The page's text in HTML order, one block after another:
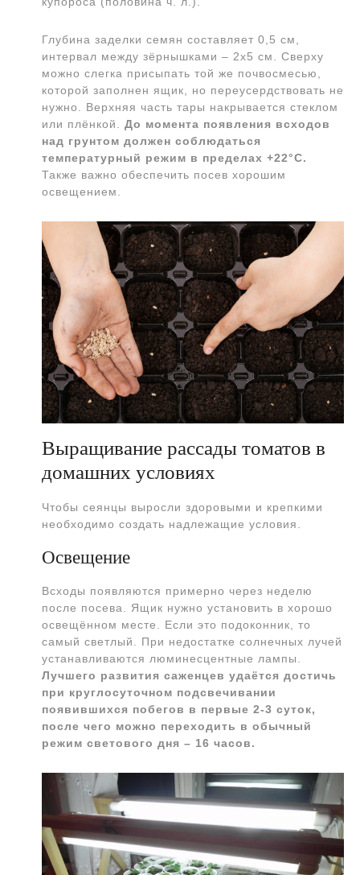
Глубина заделки семян составляет 0,5 см,
интервал между зёрнышками – 2х5 см. Сверху
можно слегка присыпать той же почвосмесью,
которой заполнен ящик, но переусердствовать не
нужно. Верхняя часть тары накрывается стеклом
или плёнкой. До момента появления всходов
над грунтом должен соблюдаться
температурный режим в пределах +22°С.
Также важно обеспечить посев хорошим
освещением.
Выращивание рассады томатов в
домашних условиях
Чтобы сеянцы выросли здоровыми и крепкими
необходимо создать надлежащие условия.
Освещение
Всходы появляются примерно через неделю
после посева. Ящик нужно установить в хорошо
освещённом месте. Если это подоконник, то
самый светлый. При недостатке солнечных лучей
устанавливаются люминесцентные лампы.
Лучшего развития саженцев удаётся достичь
при круглосуточном подсвечивании
появившихся побегов в первые 2-3 суток,
после чего можно переходить в обычный
режим светового дня – 16 часов.